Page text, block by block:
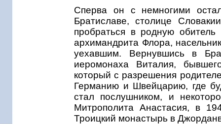
Сперва он с немногими
Братиславе, столице
пробраться в родную
архимандрита Флора,
уехавшим. Вернувшись в
иеромонаха Виталия,
который с разрешения
Германию и Швейцарию, где
стал послушником, и
Митрополита Анастасия, в
Троицкий монастырь в